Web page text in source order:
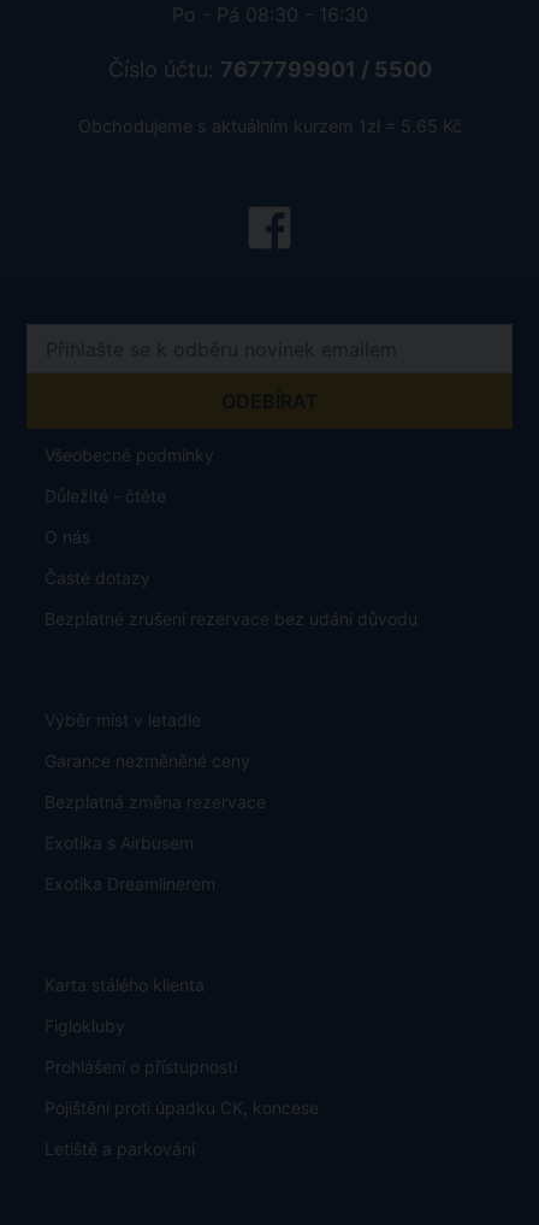
Po - Pá 08:30 - 16:30
Číslo účtu: 7677799901 / 5500
Obchodujeme s aktuálním kurzem 1zł = 5.65 Kč
Všeobecné podmínky
Důležité - čtěte
O nás
Časté dotazy
Bezplatné zrušení rezervace bez udání důvodu
Výběr míst v letadle
Garance nezměněné ceny
Bezplatná změna rezervace
Exotika s Airbusem
Exotika Dreamlinerem
Karta stálého klienta
Figlokluby
Prohlášení o přístupnosti
Pojištění proti úpadku CK, koncese
Letiště a parkování